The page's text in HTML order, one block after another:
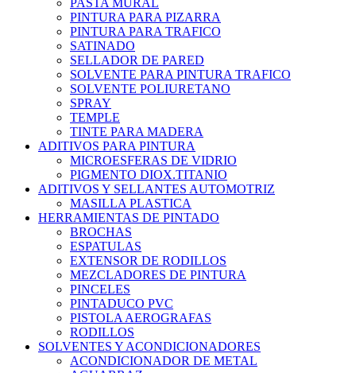
PASTA MURAL
PINTURA PARA PIZARRA
PINTURA PARA TRAFICO
SATINADO
SELLADOR DE PARED
SOLVENTE PARA PINTURA TRAFICO
SOLVENTE POLIURETANO
SPRAY
TEMPLE
TINTE PARA MADERA
ADITIVOS PARA PINTURA
MICROESFERAS DE VIDRIO
PIGMENTO DIOX.TITANIO
ADITIVOS Y SELLANTES AUTOMOTRIZ
MASILLA PLASTICA
HERRAMIENTAS DE PINTADO
BROCHAS
ESPATULAS
EXTENSOR DE RODILLOS
MEZCLADORES DE PINTURA
PINCELES
PINTADUCO PVC
PISTOLA AEROGRAFAS
RODILLOS
SOLVENTES Y ACONDICIONADORES
ACONDICIONADOR DE METAL